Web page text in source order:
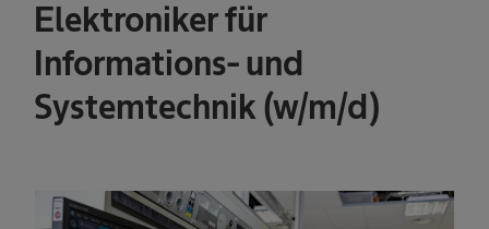
Elektroniker für
Informations- und
Systemtechnik (w/m/d)